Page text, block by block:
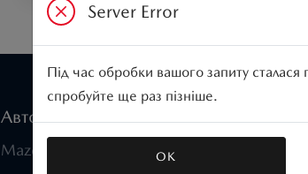
Автомобілі
Mazda CX-60
Server Error
Під час обробки вашого запиту сталася
спробуйте ще раз пізніше.
ОК